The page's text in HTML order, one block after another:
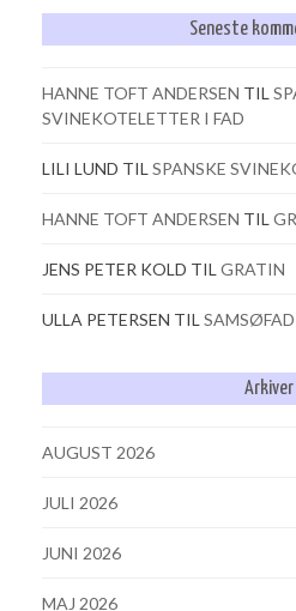
Seneste
HANNE TOFT ANDERSEN TIL
SVINEKOTELETTER I FAD
LILI LUND TIL SPANSKE
HANNE TOFT ANDERSEN TIL
JENS PETER KOLD TIL GRATIN
ULLA PETERSEN TIL SAMSØFAD
Arkiver
AUGUST 2026
JULI 2026
JUNI 2026
MAJ 2026